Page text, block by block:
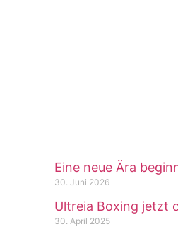
Eine neue Ära
30. Juni 2026
Ultreia Boxing jetzt
30. April 2025